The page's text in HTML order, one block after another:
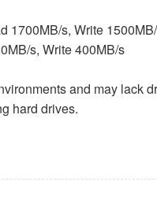
1700MB/s, Write
s, Write 400MB/s
and may lack
hard drives.